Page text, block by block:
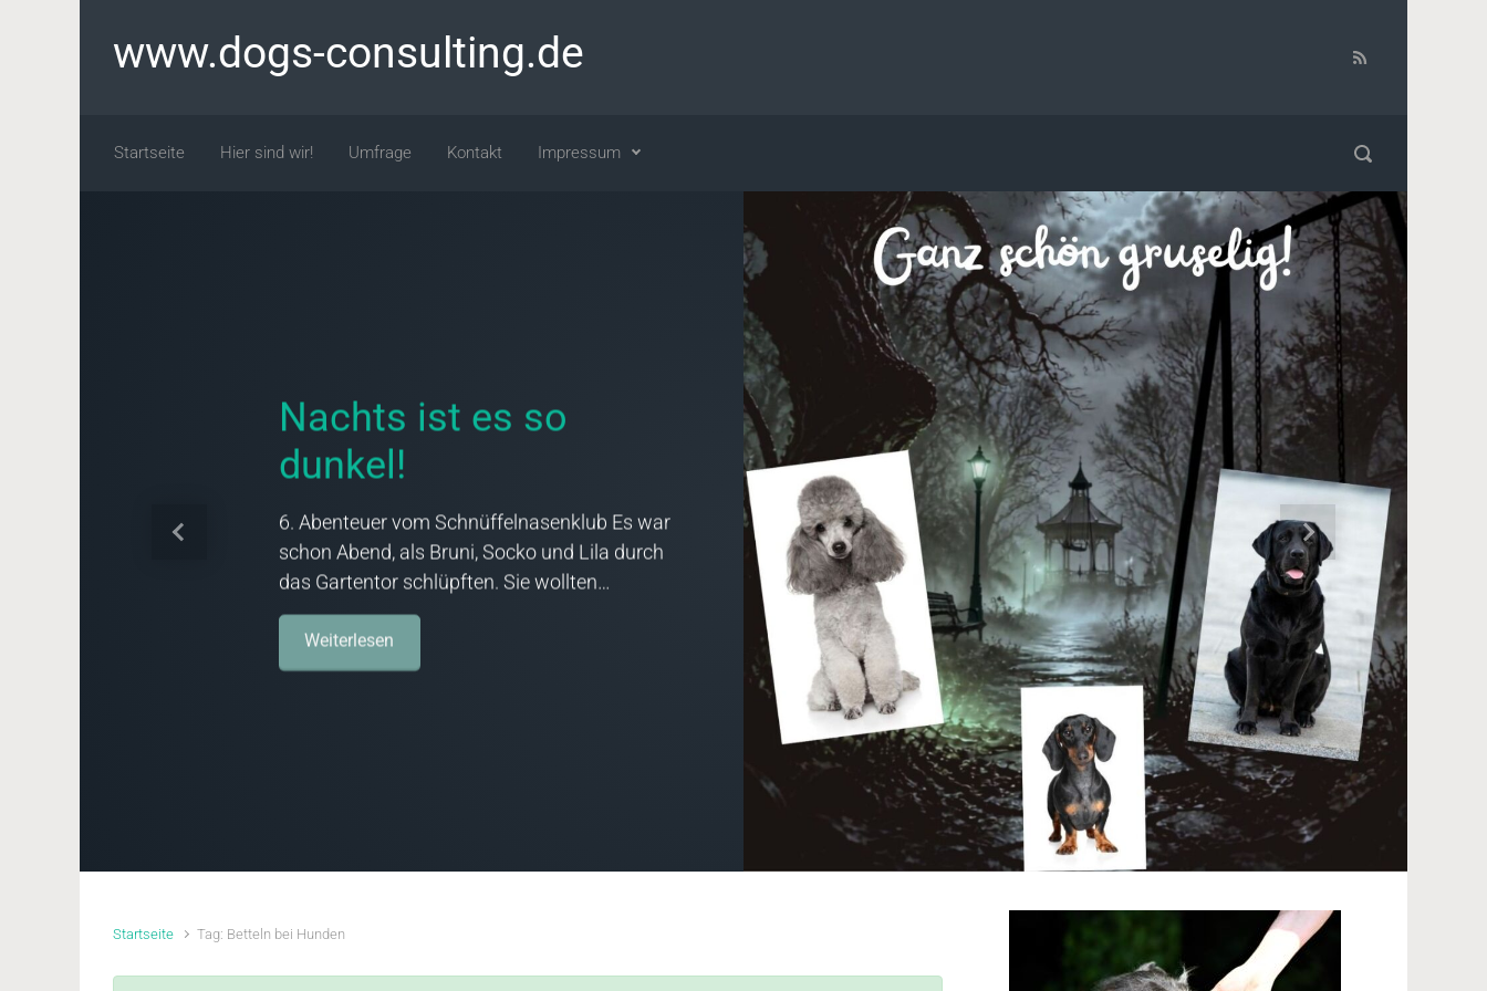
www.dogs-consulting.de
Startseite Hier sind wir! Umfrage Kontakt Impressum
Nachts ist es so
dunkel!
6. Abenteuer vom Schnüffelnasenklub Es war
schon Abend, als Bruni, Socko und Lila durch
das Gartentor schlüpften. Sie wollten…
Weiterlesen
Vorheriger Nächster
Startseite Tag: Betteln bei Hunden